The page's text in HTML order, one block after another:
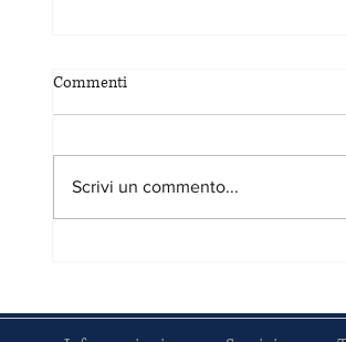
abusive.
Commenti
Scrivi un commento...